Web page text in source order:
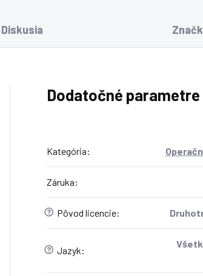
Diskusia
Dodatočné parametre
Kategória:
Záruka:
? Pôvod licencie:
? Jazyk: